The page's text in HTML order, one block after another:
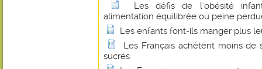
Les défis de l'obésité
alimentation équilibrée ou peine
Les enfants font-ils manger plus
Les Français achètent moins
sucrés